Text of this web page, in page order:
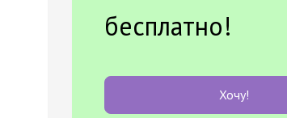
бесплатно!
Хочу!